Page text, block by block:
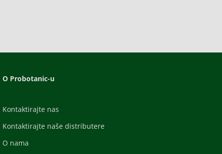
O Probotanic-u
Kontaktirajte nas
Kontaktirajte naše distributere
O nama